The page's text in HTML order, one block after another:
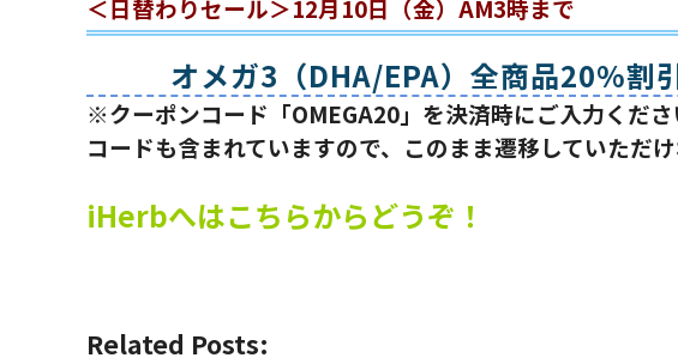
＜日替わりセール＞12月10日（金）AM3時まで
オメガ3（DHA/EPA）全商品20%割
※クーポンコード「OMEGA20」を決済時にご入力くだ
コードも含まれていますので、このまま遷移していただけ
iHerbへはこちらからどうぞ！
Related Posts: